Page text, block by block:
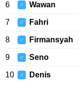
6 ♂ Wawan
7 ♂ Fahri
8 ♂ Firmansyah
9 ♂ Seno
10 ♂ Denis